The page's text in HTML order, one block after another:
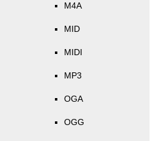
M4A
MID
MIDI
MP3
OGA
OGG